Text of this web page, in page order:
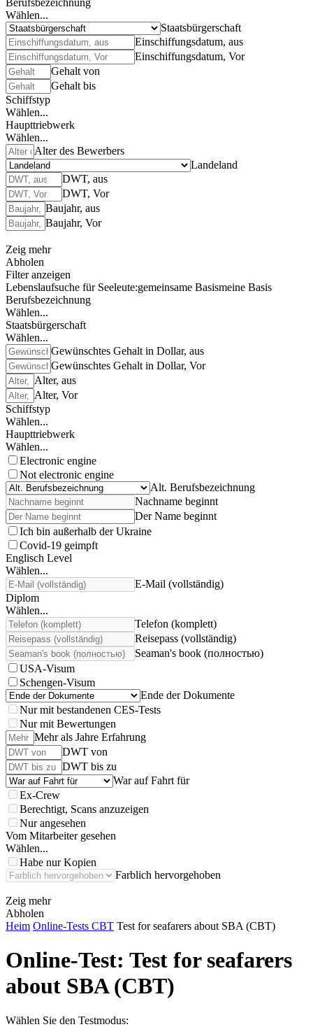
Berufsbezeichnung
Wählen...
Staatsbürgerschaft
Einschiffungsdatum, aus
Einschiffungsdatum, Vor
Gehalt von
Gehalt bis
Schiffstyp
Wählen...
Haupttriebwerk
Wählen...
Alter des Bewerbers
Landeland
DWT, aus
DWT, Vor
Baujahr, aus
Baujahr, Vor
Zeig mehr
Abholen
Filter anzeigen
Lebenslaufsuche für Seeleute:gemeinsame Basismeine Basis
Berufsbezeichnung
Wählen...
Staatsbürgerschaft
Wählen...
Gewünschtes Gehalt in Dollar, aus
Gewünschtes Gehalt in Dollar, Vor
Alter, aus
Alter, Vor
Schiffstyp
Wählen...
Haupttriebwerk
Wählen...
Electronic engine
Not electronic engine
Alt. Berufsbezeichnung
Nachname beginnt
Der Name beginnt
Ich bin außerhalb der Ukraine
Covid-19 geimpft
Englisch Level
Wählen...
E-Mail (vollständig)
Diplom
Wählen...
Telefon (komplett)
Reisepass (vollständig)
Seaman's book (полностью)
USA-Visum
Schengen-Visum
Ende der Dokumente
Nur mit bestandenen CES-Tests
Nur mit Bewertungen
Mehr als Jahre Erfahrung
DWT von
DWT bis zu
War auf Fahrt für
Ex-Crew
Berechtigt, Scans anzuzeigen
Nur angesehen
Vom Mitarbeiter gesehen
Wählen...
Habe nur Kopien
Farblich hervorgehoben
Zeig mehr
Abholen
Heim Online-Tests CBT Test for seafarers about SBA (CBT)
Online-Test: Test for seafarers
about SBA (CBT)
Wählen Sie den Testmodus: